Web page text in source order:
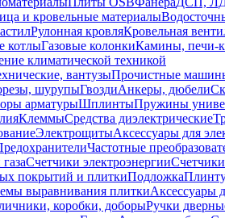
и кровельные материалы
Рулонная кровляКровельная
котлыГазовые колонкиКамины, печи-
климатической техникой
вантузыПрочистные
шурупыГвоздиАнкеры, дюбели
арматурыШплинтыПружины
КлеммыСредства диэлектрические
ЭлектрощитыАксессуары для
Частотные
Счетчики электроэнергии
покрытий и плиткиПодложка
выравнивания плиткиАксессуары
коробки, доборыРучки